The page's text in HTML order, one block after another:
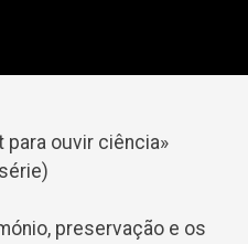
para ouvir ciência»
preservação e os